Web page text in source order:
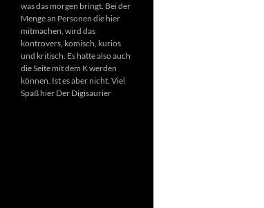
was das morgen bringt. Bei der
Menge an Personen die hier
mitmachen, wird das
kontrovers, komisch, kurios
und kritisch. Es hatte also auch
die Seite mit dem K werden
können. Ist es aber nicht. Viel
Spaß hier Der Digisaurier